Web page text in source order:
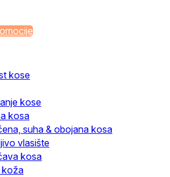
kose
kose
kosa
suha & obojana kosa
vlasište
kosa
koža